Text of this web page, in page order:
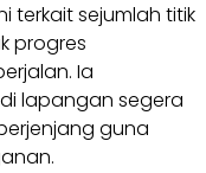
terkait sejumlah titik
progres
Ia
lapangan segera
guna